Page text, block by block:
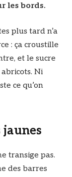
les bords.
plus tard n’a
: ça croustille
et le sucre
Ni
ce qu’on
jaunes
transige pas.
des barres